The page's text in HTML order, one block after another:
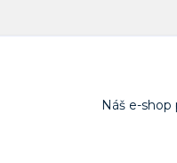
Náš e-shop